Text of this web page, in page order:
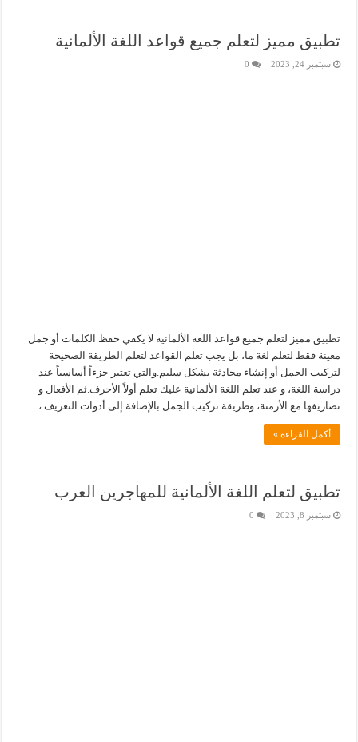
تطبيق مميز لتعلم جميع قواعد اللغة الألمانية
سبتمبر 24, 2023 0
تطبيق مميز لتعلم جميع قواعد اللغة الألمانية لا يكفي حفظ الكلمات أو جمل
معينة فقط لتعلم لغة ما، بل يجب تعلم القواعد لتعلم الطريقة الصحيحة
لتركيب الجمل أو إنشاء محادثة بشكل سليم.والتي تعتبر جزءاً أساسياً عند
دراسة اللغة، و عند تعلم اللغة الألمانية عليك تعلم أولاً الأحرف.ثم الأفعال و
تصاريفها مع الأزمنة، وطريقة تركيب الجمل بالإضافة إلى أدوات التعريف ، …
أكمل القراءة »
تطبيق لتعلم اللغة الألمانية للمهاجرين العرب
سبتمبر 8, 2023 0